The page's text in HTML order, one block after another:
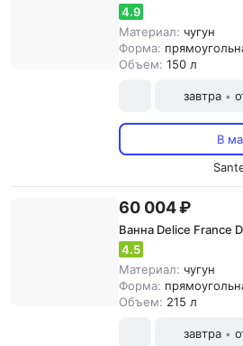
4.9
Материал: чугун
Форма:
Объем: 150 л
завтра •
В
60 004 ₽
Ванна Delice France
4.5
Материал: чугун
Форма:
Объем: 215 л
завтра •